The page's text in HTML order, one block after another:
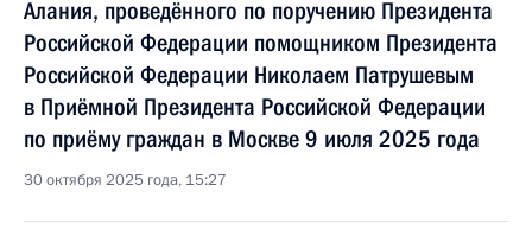
Алания, проведённого по поручению Президента
Российской Федерации помощником Президента
Российской Федерации Николаем Патрушевым
в Приёмной Президента Российской Федерации
по приёму граждан в Москве 9 июля 2025 года
30 октября 2025 года, 15:27